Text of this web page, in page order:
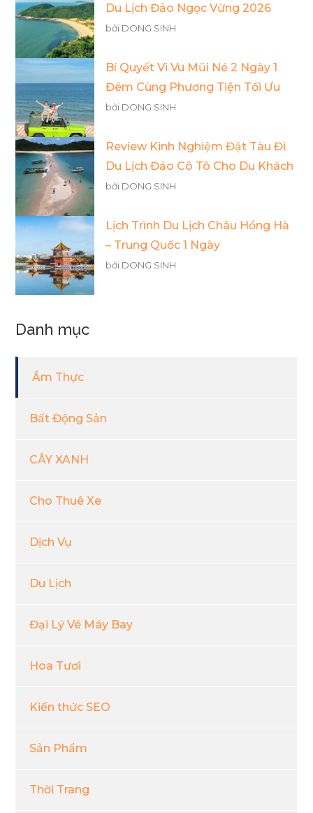
Du Lịch Đảo Ngọc Vừng 2026
bởi DONG SINH
Bí Quyết Vi Vu Mũi Né 2 Ngày 1
Đêm Cùng Phương Tiện Tối Ưu
bởi DONG SINH
Review Kinh Nghiệm Đặt Tàu Đi
Du Lịch Đảo Cô Tô Cho Du Khách
bởi DONG SINH
Lịch Trình Du Lịch Châu Hồng Hà
– Trung Quốc 1 Ngày
bởi DONG SINH
Danh mục
Ẩm Thực
Bất Động Sản
CÂY XANH
Cho Thuê Xe
Dịch Vụ
Du Lịch
Đại Lý Vé Máy Bay
Hoa Tươi
Kiến thức SEO
Sản Phẩm
Thời Trang